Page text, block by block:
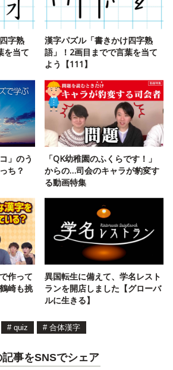
字熟
を当て
漢字パズル「書きかけ四字熟
語」！2画目までで言葉を当て
よう【111】
」のう
ち？
「QK幼稚園のふくらです！」
からの…司会のキャラが豹変す
る動画特集
作って
崎も挑
異国転生に備えて、学名レスト
ランを開店しました【グローバ
ルに生きる】
# quiz # 合体漢字
記事をSNSでシェア